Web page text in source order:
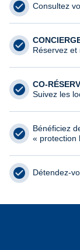
Consultez
Réservez et
CO-
Suivez les
Bénéficiez
« protection
Détendez-